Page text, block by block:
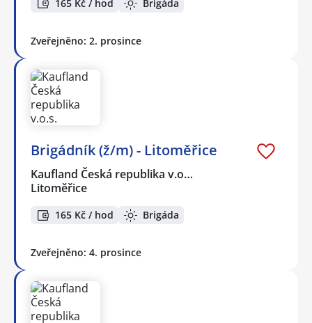
165 Kč / hod Brigáda
Zveřejněno: 2. prosince
Brigádník (ž/m) - Litoměřice
Kaufland Česká republika v.o…
Litoměřice
165 Kč / hod Brigáda
Zveřejněno: 4. prosince